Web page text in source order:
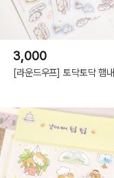
3,000
[라운드우프] 토닥토닥 햄내